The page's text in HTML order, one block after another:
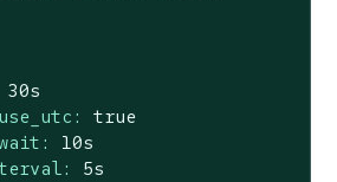
30s
true
10s
5s